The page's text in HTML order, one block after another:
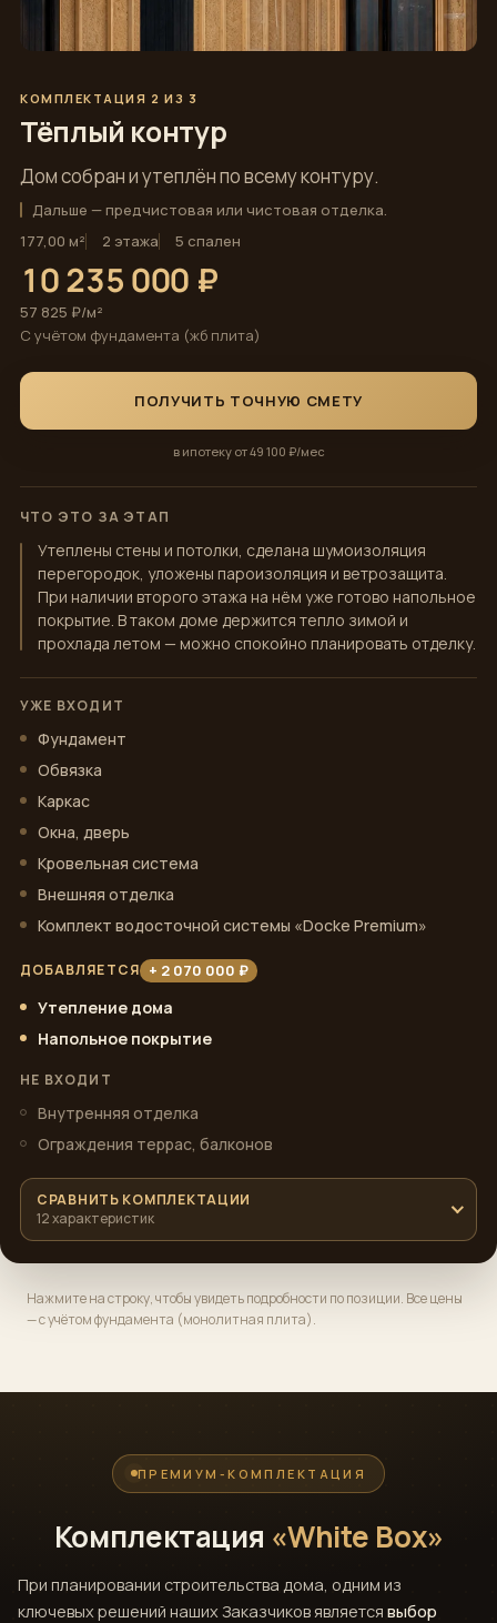
КОМПЛЕКТАЦИЯ 2 ИЗ 3
Тёплый контур
Дом собран и утеплён по всему контуру.
Дальше — предчистовая или чистовая отделка.
177,00 м²
2 этажа 5 спален
10 235 000 ₽
57 825 ₽/м²
С учётом фундамента (жб плита)
ПОЛУЧИТЬ ТОЧНУЮ СМЕТУ
в ипотеку от 49 100 ₽/мес
ЧТО ЭТО ЗА ЭТАП
Утеплены стены и потолки, сделана шумоизоляция
перегородок, уложены пароизоляция и ветрозащита.
При наличии второго этажа на нём уже готово напольное
покрытие. В таком доме держится тепло зимой и
прохлада летом — можно спокойно планировать отделку.
УЖЕ ВХОДИТ
Фундамент
Обвязка
Каркас
Окна, дверь
Кровельная система
Внешняя отделка
Комплект водосточной системы «Docke Premium»
ДОБАВЛЯЕТСЯ + 2 070 000 ₽
Утепление дома
Напольное покрытие
НЕ ВХОДИТ
Внутренняя отделка
Ограждения террас, балконов
СРАВНИТЬ КОМПЛЕКТАЦИИ
12 характеристик
Нажмите на строку, чтобы увидеть подробности по позиции. Все цены
— с учётом фундамента (монолитная плита).
ПРЕМИУМ-КОМПЛЕКТАЦИЯ
Комплектация «White Box»
При планировании строительства дома, одним из
ключевых решений наших Заказчиков является выбор